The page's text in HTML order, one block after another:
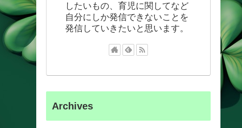
したいもの、育児に関してなど
自分にしか発信できないことを
発信していきたいと思います。
Archives